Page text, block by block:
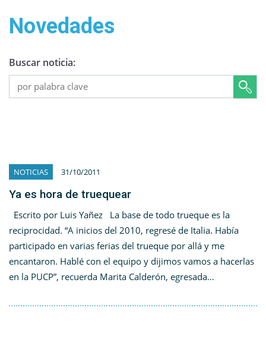
Novedades
Buscar noticia:
NOTICIAS 31/10/2011
Ya es hora de truequear
Escrito por Luis Yañez La base de todo trueque es la
reciprocidad. “A inicios del 2010, regresé de Italia. Había
participado en varias ferias del trueque por allá y me
encantaron. Hablé con el equipo y dijimos vamos a hacerlas
en la PUCP”, recuerda Marita Calderón, egresada…